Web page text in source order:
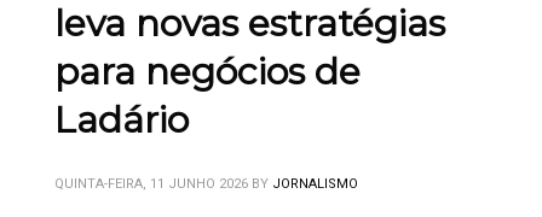
leva novas estratégias
para negócios de
Ladário
QUINTA-FEIRA, 11 JUNHO 2026 BY JORNALISMO